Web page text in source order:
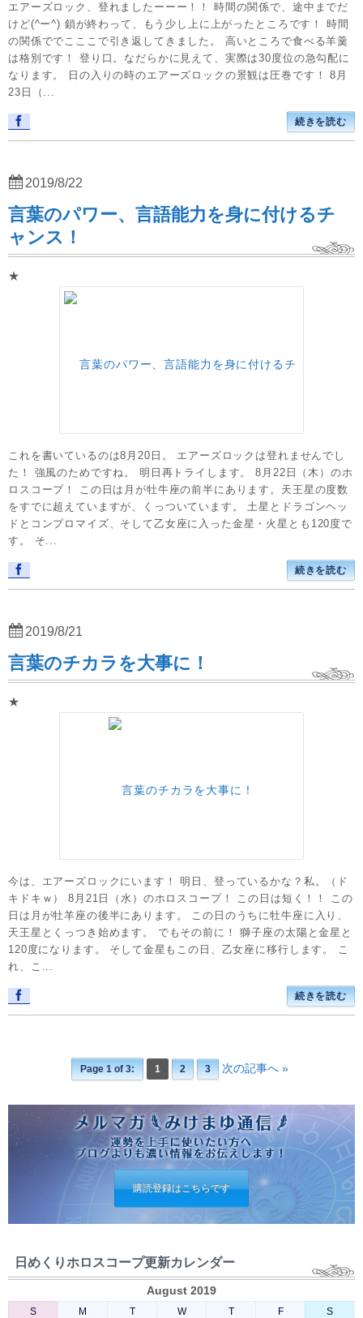
エアーズロック、登れましたーーー！！ 時間の関係で、途中までだ
けど(^ー^) 鎖が終わって、もう少し上に上がったところです！ 時間
の関係ででこここで引き返してきました。 高いところで食べる羊羹
は格別です！ 登り口。なだらかに見えて、実際は30度位の急勾配に
なります。 日の入りの時のエアーズロックの景観は圧巻です！ 8月
23日（...
続きを読む
言葉のパワー、言語能力を身に付けるチ
ャンス！
★
これを書いているのは8月20日。 エアーズロックは登れませんでし
た！ 強風のためですね。 明日再トライします。 8月22日（木）のホ
ロスコープ！ この日は月が牡牛座の前半にあります。天王星の度数
をすでに超えていますが、くっついています。 土星とドラゴンヘッ
ドとコンプロマイズ、そして乙女座に入った金星・火星とも120度で
す。 そ...
続きを読む
2019/8/22
言葉のチカラを大事に！
★
今は、エアーズロックにいます！ 明日、登っているかな？私。（ド
キドキｗ） 8月21日（水）のホロスコープ！ この日は短く！！ この
日は月が牡羊座の後半にあります。 この日のうちに牡牛座に入り、
天王星とくっつき始めます。 でもその前に！ 獅子座の太陽と金星と
120度になります。 そして金星もこの日、乙女座に移行します。 こ
れ、こ...
続きを読む
2019/8/21
Page 1 of 3: 1 2 3 次の記事へ »
購読登録はこちらです
日めくりホロスコープ更新カレンダー
August 2019
S M T W T F S